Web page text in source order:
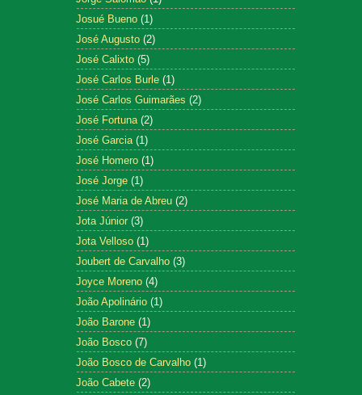
Josué Bueno (1)
José Augusto (2)
José Calixto (5)
José Carlos Burle (1)
José Carlos Guimarães (2)
José Fortuna (2)
José Garcia (1)
José Homero (1)
José Jorge (1)
José Maria de Abreu (2)
Jota Júnior (3)
Jota Velloso (1)
Joubert de Carvalho (3)
Joyce Moreno (4)
João Apolinário (1)
João Barone (1)
João Bosco (7)
João Bosco de Carvalho (1)
João Cabete (2)